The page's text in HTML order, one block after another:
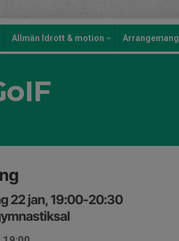
Allmän Idrott & motion Arrangemang
22 jan, 19:00-20:30